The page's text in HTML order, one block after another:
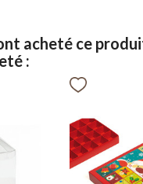
acheté ce
: